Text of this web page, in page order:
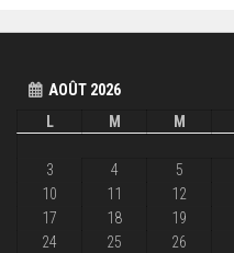
AOÛT 2026
L
M M
3
4 5
10
11 12
17
18 19
24
25 26